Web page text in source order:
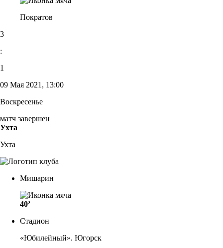
Пократов
3
:
1
09 Мая 2021, 13:00
Воскресенье
матч завершен
Ухта
Ухта
Мишарин
40’
Стадион
«Юбилейный». Югорск